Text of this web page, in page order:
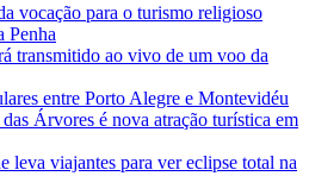
vocação para o turismo religioso
Penha
transmitido ao vivo de um voo da
entre Porto Alegre e Montevidéu
Árvores é nova atração turística em
leva viajantes para ver eclipse total na